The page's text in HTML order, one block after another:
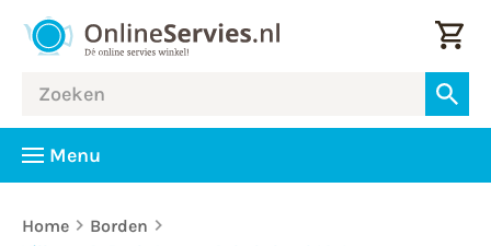
Menu
Home
Borden